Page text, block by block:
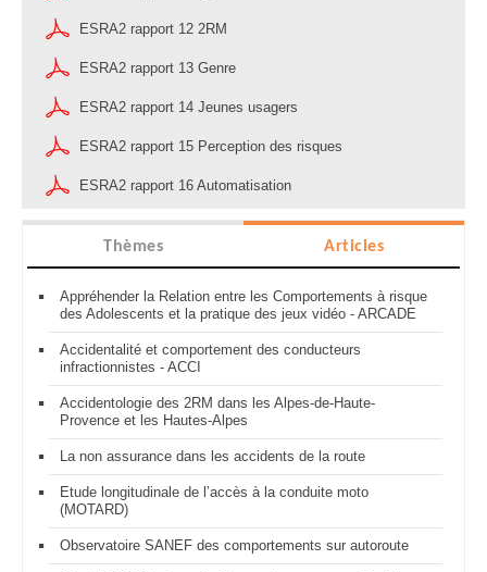
ESRA2 rapport 12 2RM
ESRA2 rapport 13 Genre
ESRA2 rapport 14 Jeunes usagers
ESRA2 rapport 15 Perception des risques
ESRA2 rapport 16 Automatisation
Thèmes Articles
Appréhender la Relation entre les Comportements à risque
des Adolescents et la pratique des jeux vidéo - ARCADE
Accidentalité et comportement des conducteurs
infractionnistes - ACCI
Accidentologie des 2RM dans les Alpes-de-Haute-
Provence et les Hautes-Alpes
La non assurance dans les accidents de la route
Etude longitudinale de l’accès à la conduite moto
(MOTARD)
Observatoire SANEF des comportements sur autoroute